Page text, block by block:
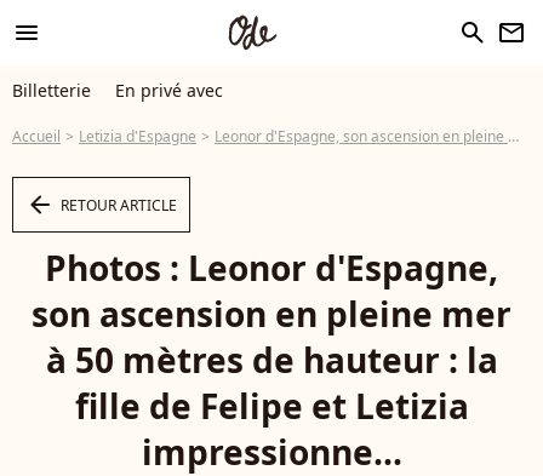
menu search newsletter
Billetterie En privé avec
Accueil Letizia d'Espagne Leonor d'Espagne, son ascension en pleine mer à 50 mètres de hauteur : la fille de Felipe et Letizia impressionne...
arrow_left RETOUR ARTICLE
Photos : Leonor d'Espagne,
son ascension en pleine mer
à 50 mètres de hauteur : la
fille de Felipe et Letizia
impressionne...